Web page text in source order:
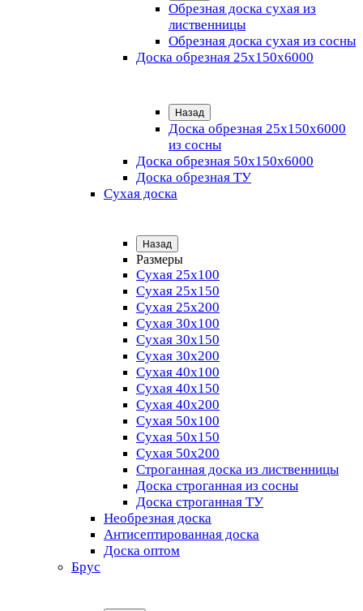
Обрезная доска сухая из
лиственницы
Обрезная доска сухая из сосны
Доска обрезная 25х150х6000
Назад
Доска обрезная 25x150x6000
из сосны
Доска обрезная 50х150х6000
Доска обрезная ТУ
Сухая доска
Назад
Размеры
Сухая 25х100
Сухая 25х150
Сухая 25х200
Сухая 30х100
Сухая 30х150
Сухая 30х200
Сухая 40х100
Сухая 40х150
Сухая 40х200
Сухая 50х100
Сухая 50х150
Сухая 50х200
Строганная доска из лиственницы
Доска строганная из сосны
Доска строганная ТУ
Необрезная доска
Антисептированная доска
Доска оптом
Брус